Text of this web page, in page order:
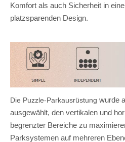
Komfort als auch Sicherheit in
platzsparenden Design.
Die Puzzle-Parkausrüstung wurde
ausgewählt, den vertikalen und
begrenzter Bereiche zu
Parksystemen auf mehreren